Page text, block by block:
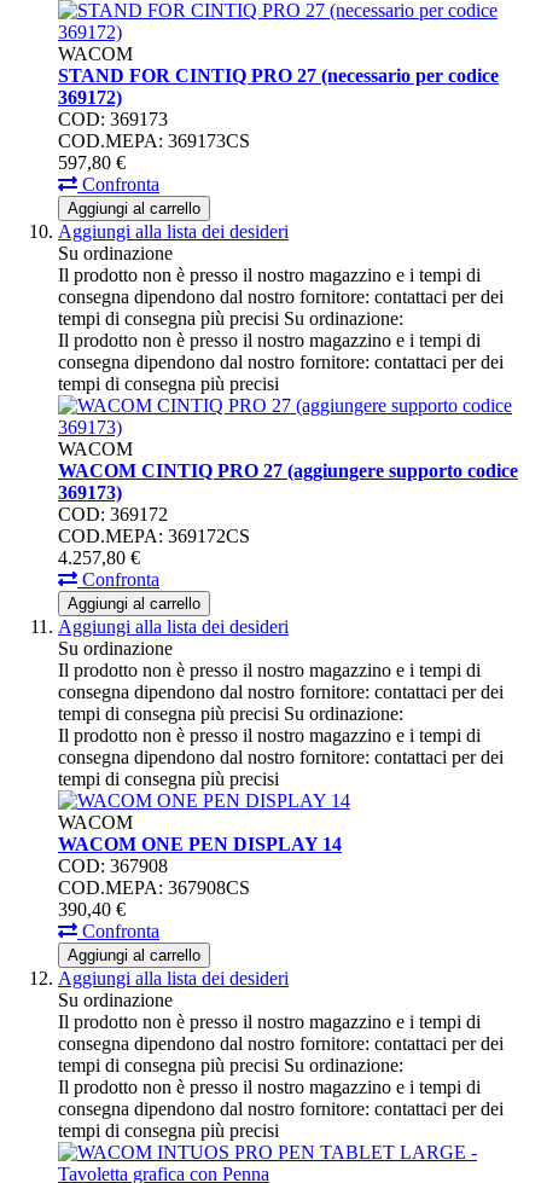
WACOM
STAND FOR CINTIQ PRO 27 (necessario per codice
369172)
COD: 369173
COD.MEPA: 369173CS
597,80 €
Confronta
Aggiungi al carrello
Aggiungi alla lista dei desideri
Su ordinazione
Il prodotto non è presso il nostro magazzino e i tempi di
consegna dipendono dal nostro fornitore: contattaci per dei
tempi di consegna più precisi Su ordinazione:
Il prodotto non è presso il nostro magazzino e i tempi di
consegna dipendono dal nostro fornitore: contattaci per dei
tempi di consegna più precisi
WACOM
WACOM CINTIQ PRO 27 (aggiungere supporto codice
369173)
COD: 369172
COD.MEPA: 369172CS
4.257,80 €
Confronta
Aggiungi al carrello
Aggiungi alla lista dei desideri
Su ordinazione
Il prodotto non è presso il nostro magazzino e i tempi di
consegna dipendono dal nostro fornitore: contattaci per dei
tempi di consegna più precisi Su ordinazione:
Il prodotto non è presso il nostro magazzino e i tempi di
consegna dipendono dal nostro fornitore: contattaci per dei
tempi di consegna più precisi
WACOM
WACOM ONE PEN DISPLAY 14
COD: 367908
COD.MEPA: 367908CS
390,40 €
Confronta
Aggiungi al carrello
Aggiungi alla lista dei desideri
Su ordinazione
Il prodotto non è presso il nostro magazzino e i tempi di
consegna dipendono dal nostro fornitore: contattaci per dei
tempi di consegna più precisi Su ordinazione:
Il prodotto non è presso il nostro magazzino e i tempi di
consegna dipendono dal nostro fornitore: contattaci per dei
tempi di consegna più precisi